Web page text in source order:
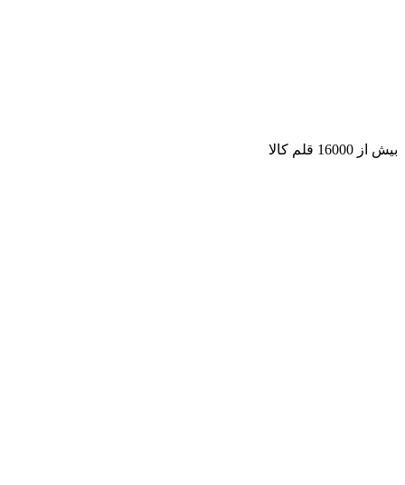
بیش از 16000 قلم کالا